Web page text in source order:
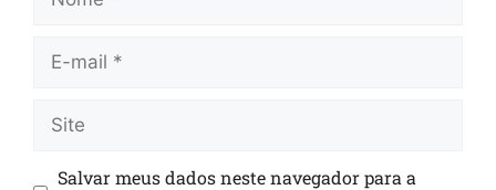
Salvar meus dados neste navegador para a